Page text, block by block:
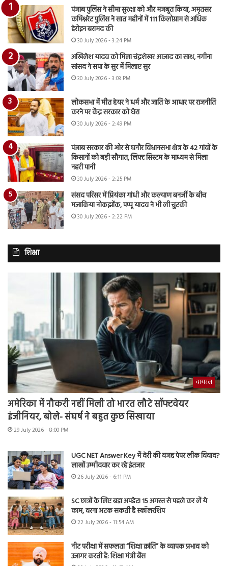
पंजाब पुलिस ने सीमा सुरक्षा को और मजबूत किया, अमृतसर
कमिश्नरेट पुलिस ने सात महीनों में 111 किलोग्राम से अधिक
हेरोइन बरामद की
30 July 2026 - 3:24 PM
अखिलेश यादव को मिला चंद्रशेखर आजाद का साथ, नगीना
सांसद ने सपा के सुर में मिलाए सुर
30 July 2026 - 3:03 PM
लोकसभा में मीत हेयर ने धर्म और जाति के आधार पर राजनीति
करने पर केंद्र सरकार को घेरा
30 July 2026 - 2:49 PM
पंजाब सरकार की ओर से घनौर विधानसभा क्षेत्र के 42 गांवों के
किसानों को बड़ी सौगात, लिफ्ट सिस्टम के माध्यम से मिला
नहरी पानी
30 July 2026 - 2:25 PM
संसद परिसर में प्रियंका गांधी और कल्याण बनर्जी के बीच
मजाकिया नोकझोंक, पप्पू यादव ने भी ली चुटकी
30 July 2026 - 2:22 PM
शिक्षा
वायरल
अमेरिका में नौकरी नहीं मिली तो भारत लौटे सॉफ्टवेयर
इंजीनियर, बोले- संघर्ष ने बहुत कुछ सिखाया
29 July 2026 - 8:00 PM
UGC NET Answer Key में देरी की वजह पेपर लीक विवाद?
लाखों उम्मीदवार कर रहे इंतजार
26 July 2026 - 6:11 PM
SC छात्रों के लिए बड़ा अपडेट! 15 अगस्त से पहले कर लें ये
काम, वरना अटक सकती है स्कॉलरशिप
22 July 2026 - 11:54 AM
नीट परीक्षा में सफलता “शिक्षा क्रांति” के व्यापक प्रभाव को
उजागर करती है: शिक्षा मंत्री बैंस